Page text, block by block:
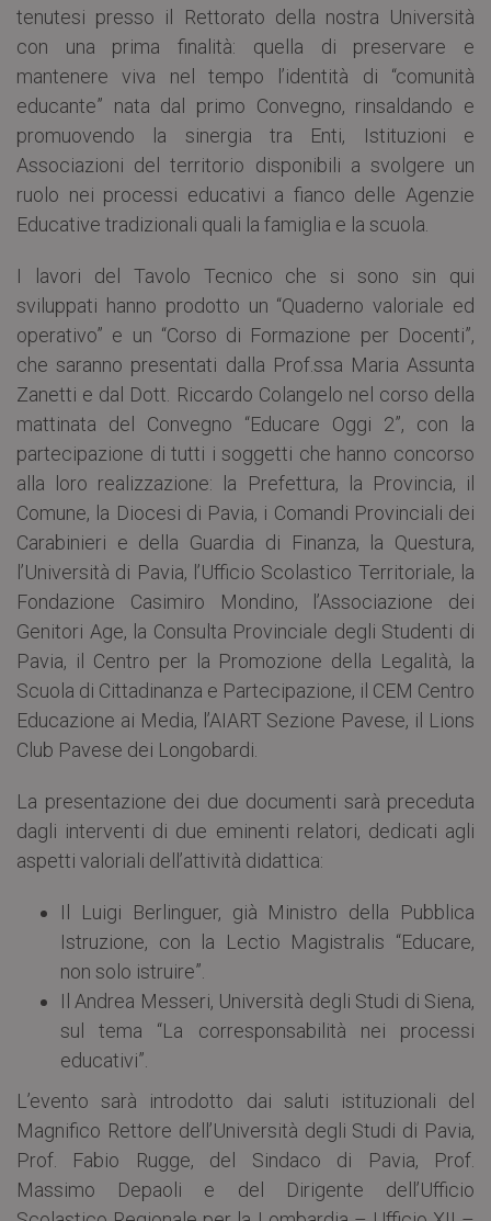
tenutesi presso il Rettorato della nostra Università
con una prima finalità: quella di preservare e
mantenere viva nel tempo l’identità di “comunità
educante” nata dal primo Convegno, rinsaldando e
promuovendo la sinergia tra Enti, Istituzioni e
Associazioni del territorio disponibili a svolgere un
ruolo nei processi educativi a fianco delle Agenzie
Educative tradizionali quali la famiglia e la scuola.
I lavori del Tavolo Tecnico che si sono sin qui
sviluppati hanno prodotto un “Quaderno valoriale ed
operativo” e un “Corso di Formazione per Docenti”,
che saranno presentati dalla Prof.ssa Maria Assunta
Zanetti e dal Dott. Riccardo Colangelo nel corso della
mattinata del Convegno “Educare Oggi 2”, con la
partecipazione di tutti i soggetti che hanno concorso
alla loro realizzazione: la Prefettura, la Provincia, il
Comune, la Diocesi di Pavia, i Comandi Provinciali dei
Carabinieri e della Guardia di Finanza, la Questura,
l’Università di Pavia, l’Ufficio Scolastico Territoriale, la
Fondazione Casimiro Mondino, l’Associazione dei
Genitori Age, la Consulta Provinciale degli Studenti di
Pavia, il Centro per la Promozione della Legalità, la
Scuola di Cittadinanza e Partecipazione, il CEM Centro
Educazione ai Media, l’AIART Sezione Pavese, il Lions
Club Pavese dei Longobardi.
La presentazione dei due documenti sarà preceduta
dagli interventi di due eminenti relatori, dedicati agli
aspetti valoriali dell’attività didattica:
Il Luigi Berlinguer, già Ministro della Pubblica
Istruzione, con la Lectio Magistralis “Educare,
non solo istruire”.
Il Andrea Messeri, Università degli Studi di Siena,
sul tema “La corresponsabilità nei processi
educativi”.
L’evento sarà introdotto dai saluti istituzionali del
Magnifico Rettore dell’Università degli Studi di Pavia,
Prof. Fabio Rugge, del Sindaco di Pavia, Prof.
Massimo Depaoli e del Dirigente dell’Ufficio